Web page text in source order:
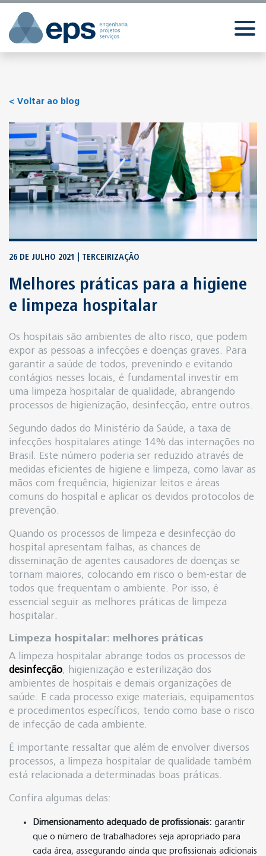
< Voltar ao blog
26 DE JULHO 2021 | TERCEIRIZAÇÃO
Melhores práticas para a higiene
e limpeza hospitalar
Os hospitais são ambientes de alto risco, que podem
expor as pessoas a infecções e doenças graves. Para
garantir a saúde de todos, prevenindo e evitando
contágios nesses locais, é fundamental investir em
uma limpeza hospitalar de qualidade, abrangendo
processos de higienização, desinfecção, entre outros.
Segundo dados do Ministério da Saúde, a taxa de
infecções hospitalares atinge 14% das internações no
Brasil. Este número poderia ser reduzido através de
medidas eficientes de higiene e limpeza, como lavar as
mãos com frequência, higienizar leitos e áreas
comuns do hospital e aplicar os devidos protocolos de
prevenção.
Quando os processos de limpeza e desinfecção do
hospital apresentam falhas, as chances de
disseminação de agentes causadores de doenças se
tornam maiores, colocando em risco o bem-estar de
todos que frequentam o ambiente. Por isso, é
essencial seguir as melhores práticas de limpeza
hospitalar.
Limpeza hospitalar: melhores práticas
A limpeza hospitalar abrange todos os processos de
desinfecção, higienização e esterilização dos
ambientes de hospitais e demais organizações de
saúde. E cada processo exige materiais, equipamentos
e procedimentos específicos, tendo como base o risco
de infecção de cada ambiente.
É importante ressaltar que além de envolver diversos
processos, a limpeza hospitalar de qualidade também
está relacionada a determinadas boas práticas.
Confira algumas delas:
Dimensionamento adequado de profissionais: garantir
que o número de trabalhadores seja apropriado para
cada área, assegurando ainda que profissionais adicionais